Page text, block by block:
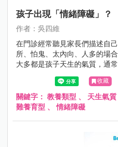
孩子出現「情緒障礙」？
作者：吳四維
在門診經常聽見家長們描述自
所、怕鬼、太內向、人多的場
大多都是孩子天生的氣質，通
間的適應與鼓勵，多數孩子都
形下若孩子本身有疾病如過動
庭的教養出了問題，可能導致
靈，而出現所謂的情緒障礙。
收藏
關鍵字： 教養類型 、 天生氣質
難養育型 、情緒障礙